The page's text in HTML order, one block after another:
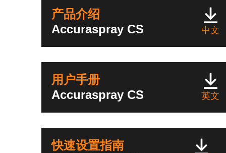
产品介绍
Accuraspray CS
中文
用户手册
Accuraspray CS
英文
快速设置指南